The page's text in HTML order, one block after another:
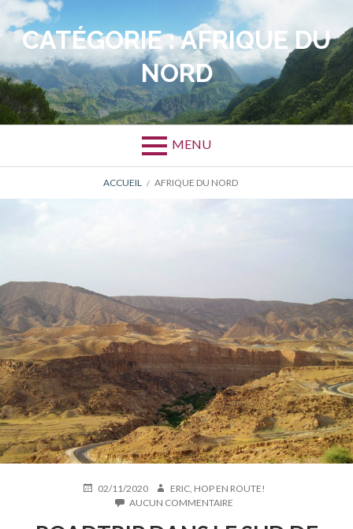
Aller
au
contenuCATÉGORIE :AFRIQUE DU
NORD
MENU
ACCUEIL AFRIQUE DU NORD
PUBLIÉ02/11/2020 AUTEUR
ERIC, HOP EN ROUTE!
AUCUN COMMENTAIRE